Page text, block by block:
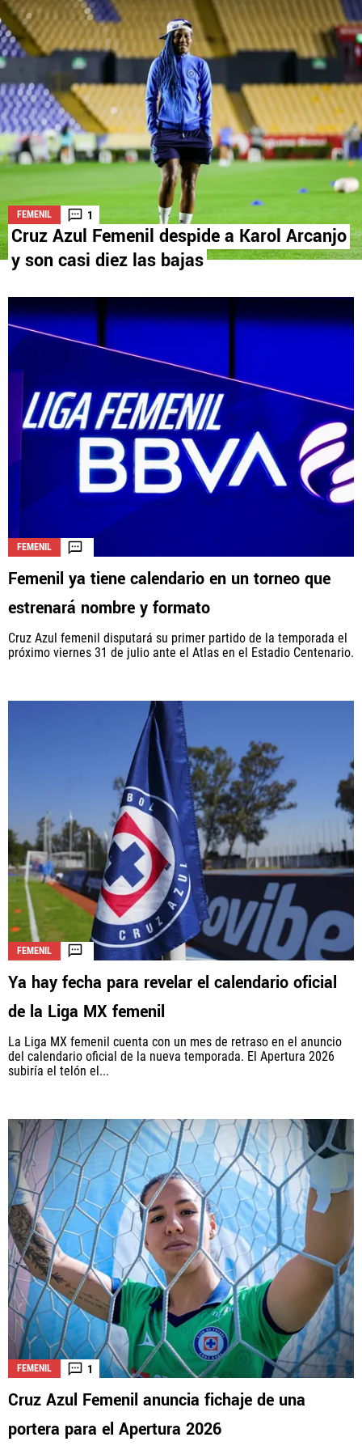
La aceptación de una de las ofertas presentadas en esta página
puede dar lugar a un pago aVamos Azul. Este pago puede influir en
cómo y dónde aparecen los operadores de juego en la página y en el
orden en que aparecen, pero no influye en nuestras evaluaciones.
FEMENIL 1
Cruz Azul Femenil despide a Karol Arcanjo
y son casi diez las bajas
FEMENIL
Femenil ya tiene calendario en un torneo que
estrenará nombre y formato
Cruz Azul femenil disputará su primer partido de la temporada el
próximo viernes 31 de julio ante el Atlas en el Estadio Centenario.
FEMENIL
Ya hay fecha para revelar el calendario oficial
de la Liga MX femenil
La Liga MX femenil cuenta con un mes de retraso en el anuncio
del calendario oficial de la nueva temporada. El Apertura 2026
subiría el telón el...
FEMENIL 1
Cruz Azul Femenil anuncia fichaje de una
portera para el Apertura 2026